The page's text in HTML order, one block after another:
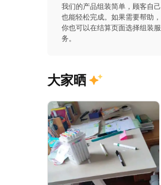
我们的产品组装简单，顾客自己
也能轻松完成。如果需要帮助，
你也可以在结算页面选择组装服
务。
大家晒